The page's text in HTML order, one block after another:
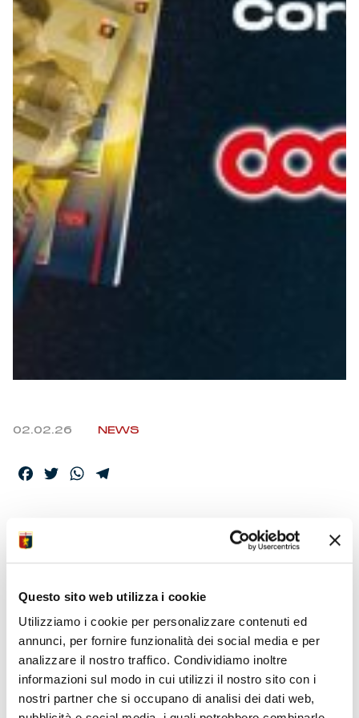
Questo sito web utilizza i cookie
Utilizziamo i cookie per personalizzare contenuti ed
annunci, per fornire funzionalità dei social media e per
analizzare il nostro traffico. Condividiamo inoltre
informazioni sul modo in cui utilizzi il nostro sito con i
nostri partner che si occupano di analisi dei dati web,
Summer Sale
Mare
Accessori
Party
Outlet
Helan x Genoa
Isolani x Genoa
02.02.26 NEWS
Facebook
TwitterWhatsApp
TIFOSI E BAMBINI VI
ASPETTIAMO
NUMEROSI
Ci vediamo
genoani per presenziare a eventi di rappresentanza e
occasioni d’incontro con i giocatori e le calciatrici delle
prime squadre. Martedì 3 febbraio alla COOP di Corso
Sardegna 67, con appuntamento alle 15:30, il portiere